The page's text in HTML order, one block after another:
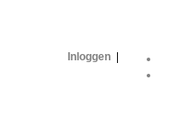
Inloggen